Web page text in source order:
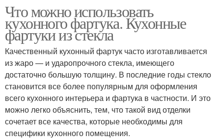
Фартук из пластика
фартука
Что можно использовать
кухонного фартука. Кухонные
фартуки из стекла
Качественный кухонный фартук часто изготавливается
из жаро — и ударопрочного стекла, имеющего
достаточно большую толщину. В последние годы стекло
становится все более популярным для оформления
всего кухонного интерьера и фартука в частности. И это
можно легко объяснить, тем, что такой вид отделки
сочетает все качества, которые необходимы для
специфики кухонного помещения.